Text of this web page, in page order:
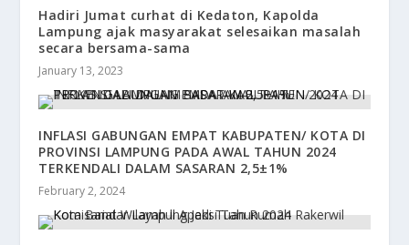
Hadiri Jumat curhat di Kedaton, Kapolda
Lampung ajak masyarakat selesaikan masalah
secara bersama-sama
January 13, 2023
INFLASI GABUNGAN EMPAT KABUPATEN/ KOTA DI
PROVINSI LAMPUNG PADA AWAL TAHUN 2024
TERKENDALI DALAM SASARAN 2,5±1%
February 2, 2024